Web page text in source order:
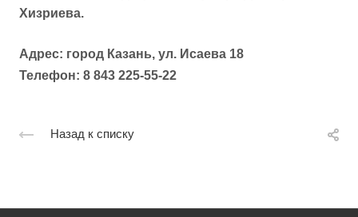
Хизриева.
Адрес: город Казань, ул. Исаева 18
Телефон: 8 843 225-55-22
Назад к списку